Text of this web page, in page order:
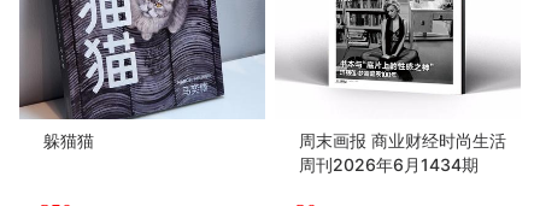
躲猫猫
周末画报 商业财经时尚生活
周刊2026年6月1434期